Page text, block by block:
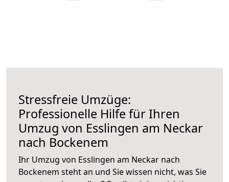
Stressfreie Umzüge:
Professionelle Hilfe für Ihren
Umzug von Esslingen am Neckar
nach Bockenem
Ihr Umzug von Esslingen am Neckar nach
Bockenem steht an und Sie wissen nicht, was Sie